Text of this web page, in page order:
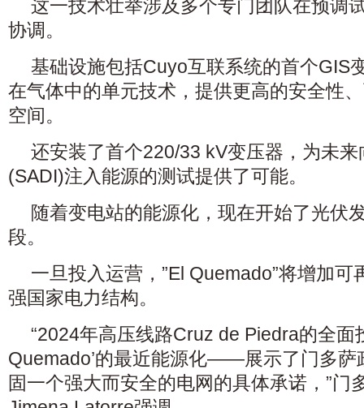
这一技术壮举涉及多个专门团队在预调
协调。
基础设施包括Cuyo互联系统的首个GIS
在气体中的单元技术，提供更高的安全性
空间。
还安装了首个220/33 kV变压器，为未
(SADI)注入能源的测试提供了可能。
随着变电站的能源化，现在开始了光伏
段。
一旦投入运营，”El Quemado”将增加
强国家电力结构。
“2024年高压线路Cruz de Piedra的全
Quemado’的最近能源化——展示了门多萨
固一个强大而安全的电网的具体承诺，”门